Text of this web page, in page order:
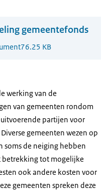
gemeentefonds
76.25 KB
werking van de
van gemeenten rondom
partijen voor
gemeenten wezen op
soms de neiging hebben
tot mogelijke
ook andere kosten voor
gemeenten spreken deze